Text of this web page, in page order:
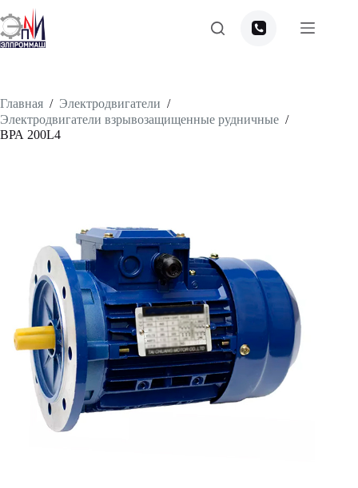
Перейти
к
сути
Главная / Электродвигатели /
Электродвигатели взрывозащищенные рудничные /
ВРА 200L4